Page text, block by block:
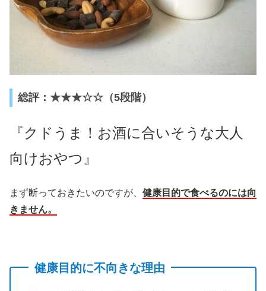
総評：★★★☆☆（5段階）
『クドうま！お酒に合いそうな大人
向けおやつ』
まず断っておきたいのですが、 健康目的で食べるのには向
きません。
健康目的に不向きな理由